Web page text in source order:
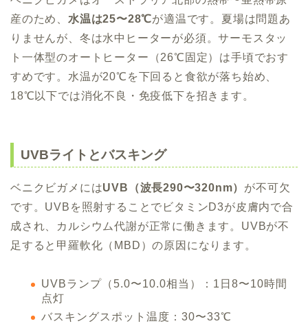
産のため、 水温は25〜28℃が適温です。夏場は問題あ
りませんが、冬は水中ヒーターが必須。サーモスタッ
ト一体型のオートヒーター（26℃固定）は手頃でおす
すめです。水温が20℃を下回ると食欲が落ち始め、
18℃以下では消化不良・免疫低下を招きます。
UVBライトとバスキング
ベニクビガメにはUVB（波長290〜320nm） が不可欠
です。UVBを照射することでビタミンD3が皮膚内で合
成され、カルシウム代謝が正常に働きます。UVBが不
足すると甲羅軟化（MBD）の原因になります。
UVBランプ（5.0〜10.0相当）：1日8〜10時間
点灯
バスキングスポット温度：30〜33℃